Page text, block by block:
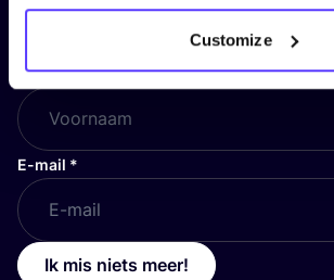
Customize
en blijf op de hoogte!
Voornaam*
E-mail *
Ik mis niets meer!